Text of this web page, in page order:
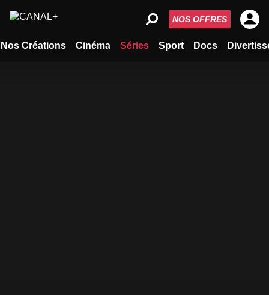
Nos Créations Cinéma Séries Sport Docs
NOS OFFRES